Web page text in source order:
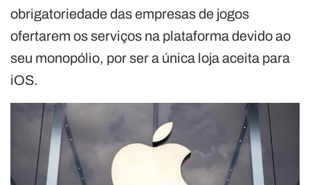
obrigatoriedade das empresas de jogos
ofertarem os serviços na plataforma devido ao
seu monopólio, por ser a única loja aceita para
iOS.